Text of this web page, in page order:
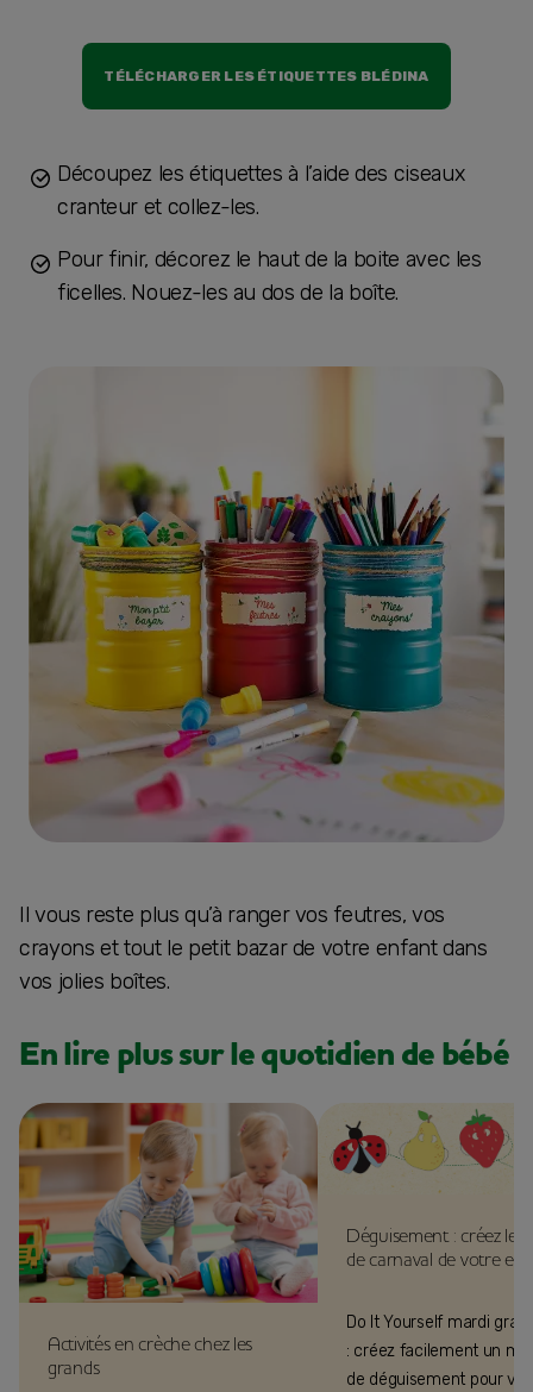
TÉLÉCHARGER LES ÉTIQUETTES BLÉDINA
Découpez les étiquettes à l’aide des ciseaux
cranteur et collez-les.
Pour finir, décorez le haut de la boite avec les
ficelles. Nouez-les au dos de la boîte.
Il vous reste plus qu’à ranger vos feutres, vos
crayons et tout le petit bazar de votre enfant dans
vos jolies boîtes.
En lire plus sur le quotidien de bébé
Activités en crèche chez les
grands
Déguisement : créez le
de carnaval de votre
Do It Yourself mardi gras
: créez facilement un
de déguisement pour